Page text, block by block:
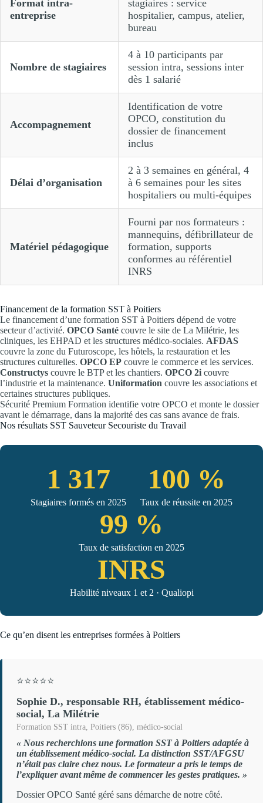
Format intra-
entreprise
stagiaires : service
hospitalier, campus, atelier,
bureau
Nombre de stagiaires
4 à 10 participants par
session intra, sessions inter
dès 1 salarié
Accompagnement
Identification de votre
OPCO, constitution du
dossier de financement
inclus
Délai d’organisation
2 à 3 semaines en général, 4
à 6 semaines pour les sites
hospitaliers ou multi-équipes
Matériel pédagogique
Fourni par nos formateurs :
mannequins, défibrillateur de
formation, supports
conformes au référentiel
INRS
Financement de la formation SST à Poitiers
Le financement d’une formation SST à Poitiers dépend de votre
secteur d’activité. OPCO Santé couvre le site de La Milétrie, les
cliniques, les EHPAD et les structures médico-sociales. AFDAS
couvre la zone du Futuroscope, les hôtels, la restauration et les
structures culturelles. OPCO EP couvre le commerce et les services.
Constructys couvre le BTP et les chantiers. OPCO 2i couvre
l’industrie et la maintenance. Uniformation couvre les associations et
certaines structures publiques.
Sécurité Premium Formation identifie votre OPCO et monte le dossier
avant le démarrage, dans la majorité des cas sans avance de frais.
Nos résultats SST Sauveteur Secouriste du Travail
1 317
Stagiaires formés en 2025
100 %
Taux de réussite en 2025
99 %
Taux de satisfaction en 2025
INRS
Habilité niveaux 1 et 2 · Qualiopi
Ce qu’en disent les entreprises formées à Poitiers
⭐⭐⭐⭐⭐
Sophie D., responsable RH, établissement médico-
social, La Milétrie
Formation SST intra, Poitiers (86), médico-social
« Nous recherchions une formation SST à Poitiers adaptée à
un établissement médico-social. La distinction SST/AFGSU
n’était pas claire chez nous. Le formateur a pris le temps de
l’expliquer avant même de commencer les gestes pratiques. »
Dossier OPCO Santé géré sans démarche de notre côté.